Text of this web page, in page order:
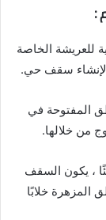
:
للعريشة الخاصة
لإنشاء سقف حي.
المفتوحة في
من خلالها.
، يكون السقف
المزهرة خلابًا